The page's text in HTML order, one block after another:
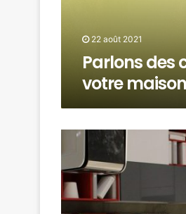
22 août 2021
Parlons des
votre maison